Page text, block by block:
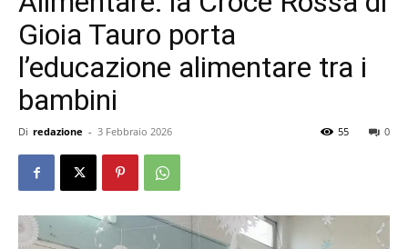
Gioia Tauro porta
l’educazione alimentare tra i
bambini
Di redazione - 3 Febbraio 2026 0
55